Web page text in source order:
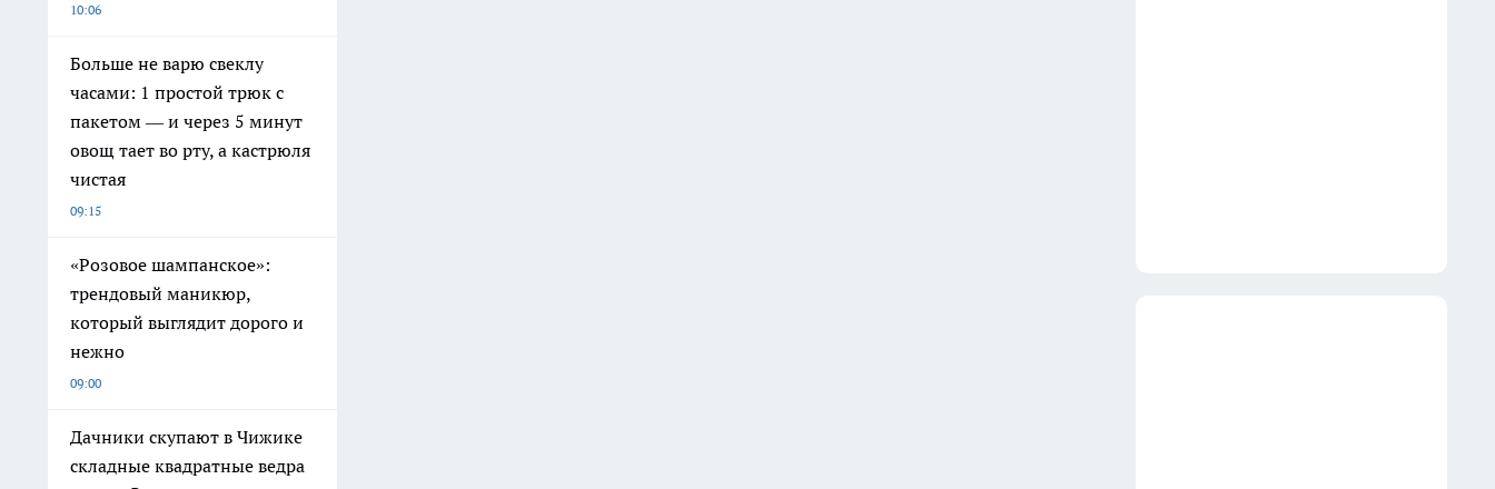
10:06
Больше не варю свеклу
часами: 1 простой трюк с
пакетом — и через 5 минут
овощ тает во рту, а кастрюля
чистая
09:15
«Розовое шампанское»:
трендовый маникюр,
который выглядит дорого и
нежно
09:00
Дачники скупают в Чижике
складные квадратные ведра